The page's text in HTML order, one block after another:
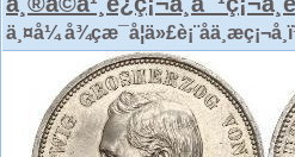
ä¸¤å¼